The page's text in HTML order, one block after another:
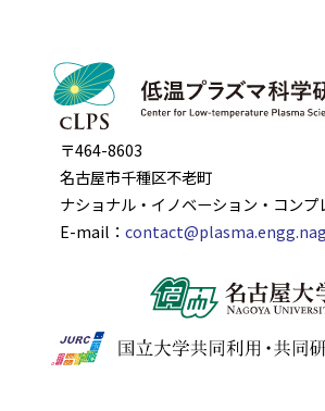
〒464-8603
名古屋市千種区不老町
ナショナル・イノベーション・コンプ
E-mail：